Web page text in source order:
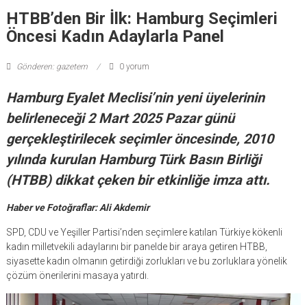
HTBB’den Bir İlk: Hamburg Seçimleri
Öncesi Kadın Adaylarla Panel
Gönderen: gazetem 0 yorum
Hamburg Eyalet Meclisi’nin yeni üyelerinin
belirleneceği 2 Mart 2025 Pazar günü
gerçekleştirilecek seçimler öncesinde, 2010
yılında kurulan Hamburg Türk Basın Birliği
(HTBB) dikkat çeken bir etkinliğe imza attı.
Haber ve Fotoğraflar: Ali Akdemir
SPD, CDU ve Yeşiller Partisi’nden seçimlere katılan Türkiye kökenli
kadın milletvekili adaylarını bir panelde bir araya getiren HTBB,
siyasette kadın olmanın getirdiği zorlukları ve bu zorluklara yönelik
çözüm önerilerini masaya yatırdı.